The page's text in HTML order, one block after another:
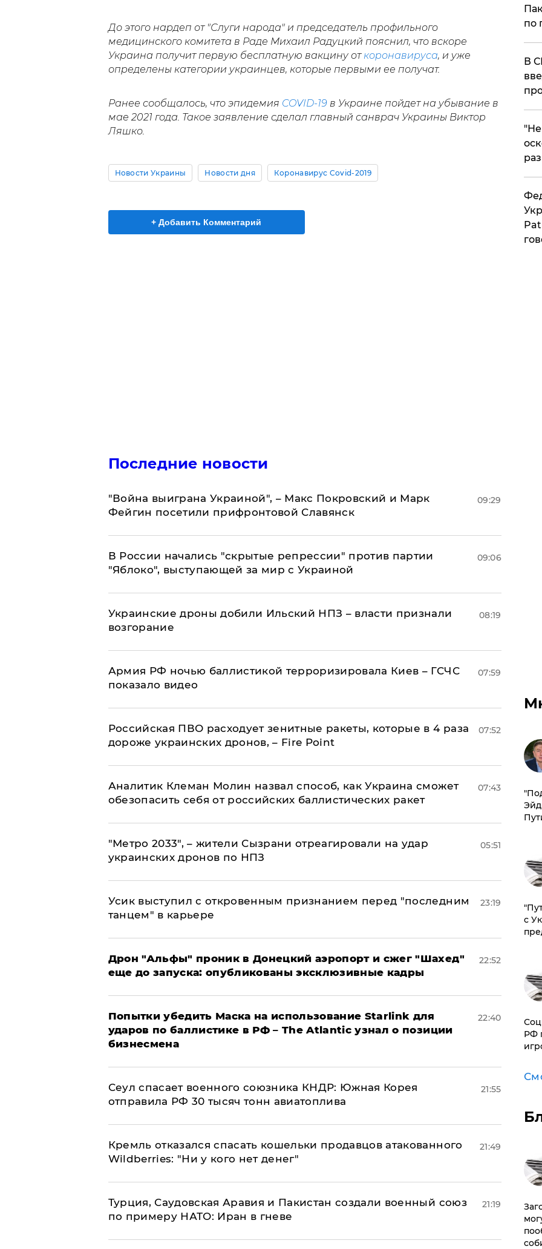
До этого нардеп от "Слуги народа" и председатель профильного
медицинского комитета в Раде Михаил Радуцкий пояснил, что вскоре
Украина получит первую бесплатную вакцину от коронавируса, и уже
определены категории украинцев, которые первыми ее получат.
Ранее сообщалось, что эпидемия COVID-19в Украине пойдет на убывание в
мае 2021 года. Такое заявление сделал главный санврач Украины Виктор
Ляшко.
Новости Украины Новости дня Коронавирус Covid-2019
+ Добавить Комментарий
Последние новости
"Война выиграна Украиной", – Макс Покровский и Марк
Фейгин посетили прифронтовой Славянск
09:29
В России начались "скрытые репрессии" против партии
"Яблоко", выступающей за мир с Украиной
09:06
Украинские дроны добили Ильский НПЗ – власти признали
возгорание
08:19
Армия РФ ночью баллистикой терроризировала Киев – ГСЧС
показало видео
07:59
Российская ПВО расходует зенитные ракеты, которые в 4 раза
дороже украинских дронов, – Fire Point
07:52
Аналитик Клеман Молин назвал способ, как Украина сможет
обезопасить себя от российских баллистических ракет
07:43
"Метро 2033", – жители Сызрани отреагировали на удар
украинских дронов по НПЗ
05:51
Усик выступил с откровенным признанием перед "последним
танцем" в карьере
23:19
Дрон "Альфы" проник в Донецкий аэропорт и сжег "Шахед"
еще до запуска: опубликованы эксклюзивные кадры
22:52
Попытки убедить Маска на использование Starlink для
ударов по баллистике в РФ – The Atlantic узнал о позиции
бизнесмена
22:40
​Сеул спасает военного союзника КНДР: Южная Корея
отправила РФ 30 тысяч тонн авиатоплива
21:55
Кремль отказался спасать кошельки продавцов атакованного
Wildberries: "Ни у кого нет денег"
21:49
Турция, Саудовская Аравия и Пакистан создали военный союз
по примеру НАТО: Иран в гневе
21:19
по
В
с
РФ